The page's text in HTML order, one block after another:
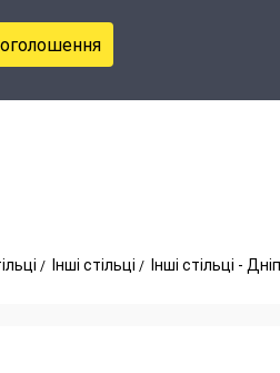
Інші стільці Інші стільці -